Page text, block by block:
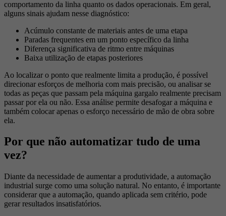
comportamento da linha quanto os dados operacionais. Em geral,
alguns sinais ajudam nesse diagnóstico:
Acúmulo constante de materiais antes de uma etapa
Paradas frequentes em um ponto específico da linha
Diferença significativa de ritmo entre máquinas
Baixa utilização de etapas posteriores
Ao localizar o ponto que realmente limita a produção, é possível
direcionar esforços de melhoria com mais precisão, ou analisar se
todas as peças que passam pela máquina gargalo realmente precisam
passar por ela ou não. Essa análise permite desafogar a máquina e
também colocar apenas o esforço necessário de mão de obra sobre
ela.
Por que não automatizar tudo de uma
vez?
Diante da necessidade de aumentar a produtividade, a automação
industrial surge como uma solução natural. No entanto, é importante
considerar que a automação, quando aplicada sem critério, pode
gerar resultados insatisfatórios.